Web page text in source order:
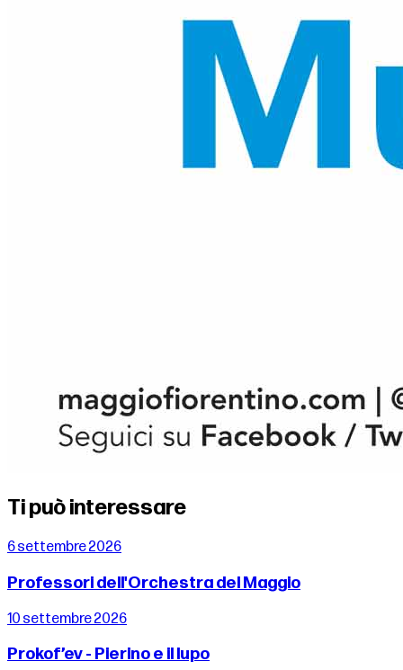
Ti può interessare
6 settembre 2026
Professori dell'Orchestra del Maggio
10 settembre 2026
Prokof’ev - Pierino e il lupo